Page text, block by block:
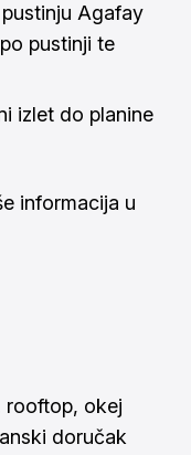
Agafay
pustinji te
izlet do planine
informacija u
rooftop, okej
doručak